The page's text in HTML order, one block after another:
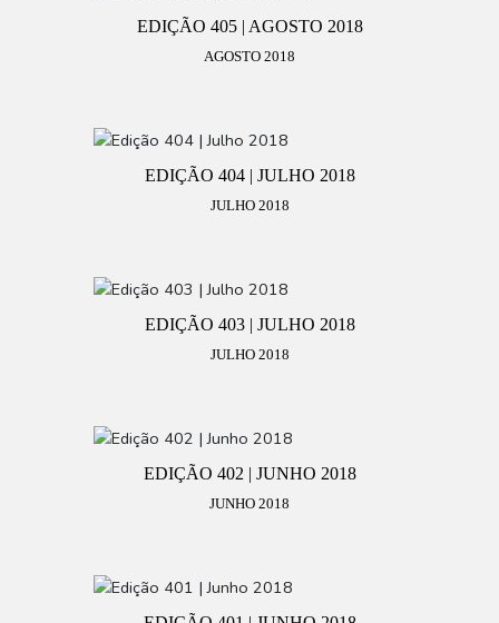
EDIÇÃO 405 | AGOSTO 2018
AGOSTO 2018
EDIÇÃO 404 | JULHO 2018
JULHO 2018
EDIÇÃO 403 | JULHO 2018
JULHO 2018
EDIÇÃO 402 | JUNHO 2018
JUNHO 2018